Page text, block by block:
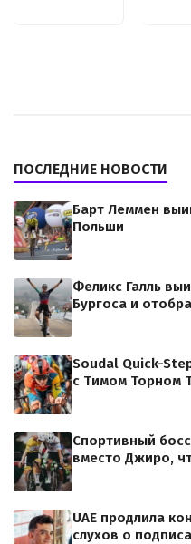
ПОСЛЕДНИЕ НОВОСТИ
Барт Леммен
Польши
Феликс Галль
Бургоса и
Soudal Quick-
с Тимом Торном
Спортивный
вместо Джиро,
UAE продлила
слухов о